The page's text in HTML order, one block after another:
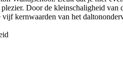
Door de kleinschaligheid van
kernwaarden van het